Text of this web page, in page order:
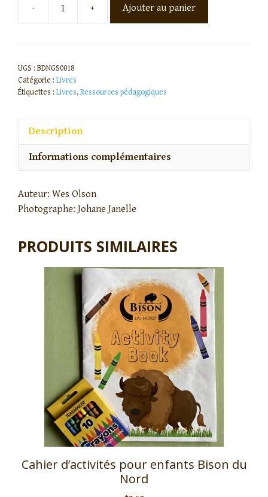
- + Ajouter au panier
UGS : BDNGS0018
Catégorie : Livres
Étiquettes : Livres,Ressources pédagogiques
Description
Informations complémentaires
Auteur: Wes Olson
Photographe: Johane Janelle
PRODUITS SIMILAIRES
Cahier d’activités pour enfants Bison du
Nord